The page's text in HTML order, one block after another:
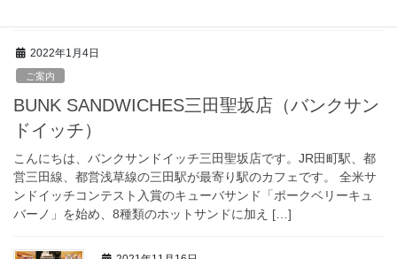
2022年1月4日
ご案内
BUNK SANDWICHES三田聖坂店（バンクサン
ドイッチ）
こんにちは、バンクサンドイッチ三田聖坂店です。JR田町駅、都
営三田線、都営浅草線の三田駅が最寄り駅のカフェです。 全米サ
ンドイッチコンテスト入賞のキューバサンド「ポークベリーキュ
バーノ」を始め、8種類のホットサンドに加え […]